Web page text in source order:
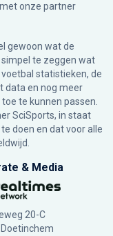
onze partner
gewoon wat de
te zeggen wat
statistieken, de
data en nog meer
te kunnen passen.
SciSports, in staat
doen en dat voor alle
& Media
20-C